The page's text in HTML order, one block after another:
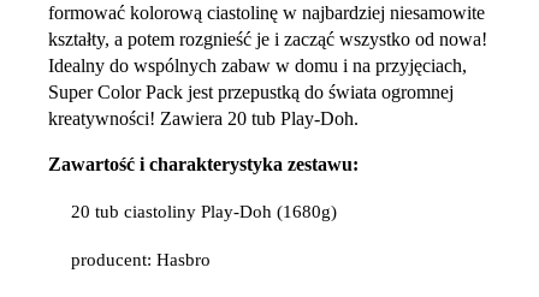
formować kolorową ciastolinę w najbardziej niesamowite
kształty, a potem rozgnieść je i zacząć wszystko od nowa!
Idealny do wspólnych zabaw w domu i na przyjęciach,
Super Color Pack jest przepustką do świata ogromnej
kreatywności! Zawiera 20 tub Play-Doh.
Zawartość i charakterystyka zestawu:
20 tub ciastoliny Play-Doh (1680g)
producent: Hasbro